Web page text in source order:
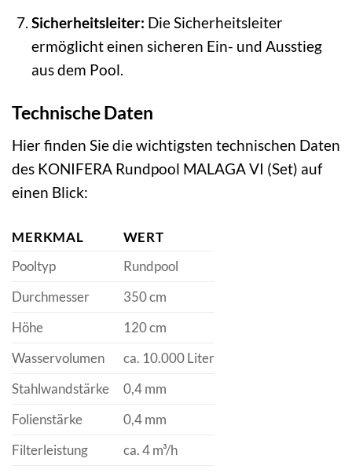
Sicherheitsleiter: Die Sicherheitsleiter
ermöglicht einen sicheren Ein- und Ausstieg
aus dem Pool.
Technische Daten
Hier finden Sie die wichtigsten technischen Daten
des KONIFERA Rundpool MALAGA VI (Set) auf
einen Blick:
MERKMAL
WERT
Pooltyp
Rundpool
Durchmesser
350 cm
Höhe
120 cm
Wasservolumen
ca. 10.000 Liter
Stahlwandstärke
0,4 mm
Folienstärke
0,4 mm
Filterleistung
ca. 4 m³/h